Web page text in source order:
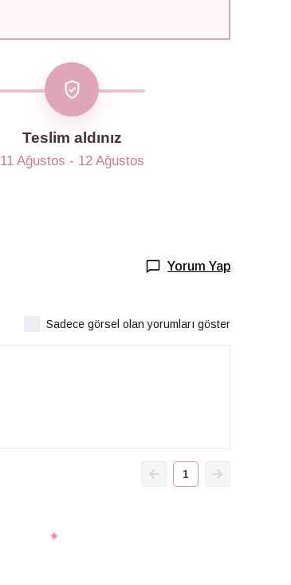
Teslim aldınız
11 Ağustos - 12 Ağustos
Yorum Yap
Sadece görsel olan yorumları göster
1